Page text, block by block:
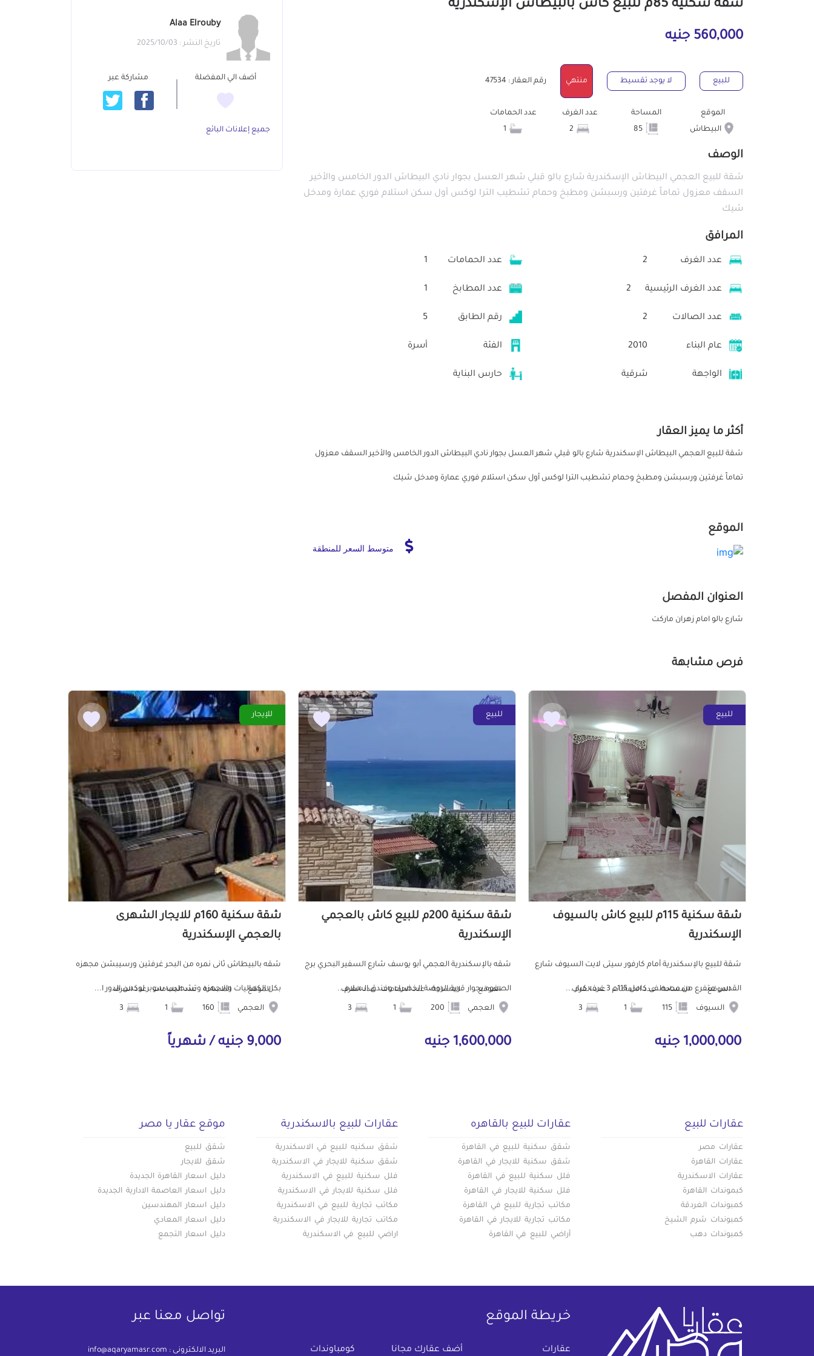
شقة سكنية 85م للبيع كاش بالبيطاش الإسكندرية
560,000 جنيه
للبيع لا يوجد تقسيط منتهي رقم العقار : 47534
الموقع
البيطاش
المساحة
85
عدد الغرف
عدد الحمامات
الوصف
شقة للبيع العجمي البيطاش الإسكندرية شارع بالو قبلي شهر العسل بجوار نادي البيطاش الدور الخامس والأخير
السقف معزول تماماً غرفتين ورسبشن ومطبخ وحمام تشطيب الترا لوكس أول سكن استلام فوري عمارة ومدخل
شيك
المرافق
عدد الغرف 2 عدد الحمامات 1
عدد الغرف الرئيسية 2 عدد المطابخ 1
عدد الصالات 2 رقم الطابق 5
عام البناء 2010 الفئة أسرة
الواجهة شرقية حارس البناية
أكثر ما يميز العقار
شقة للبيع العجمي البيطاش الإسكندرية شارع بالو قبلي شهر العسل بجوار نادي البيطاش الدور الخامس والأخير السقف معزول
تماماً غرفتين ورسبشن ومطبخ وحمام تشطيب الترا لوكس أول سكن استلام فوري عمارة ومدخل شيك
الموقع
متوسط السعر للمنطقة
العنوان المفصل
شارع بالو امام زهران ماركت
Alaa Elrouby
تاريخ النشر : 2025/10/03
أضف الي المفضلة مشاركة عبر
جميع إعلانات البائع
فرص مشابهة
للبيع
شقة سكنية 115م للبيع كاش بالسيوف
الإسكندرية
شقة للبيع بالإسكندرية أمام كارفور سيتى لايت السيوف شارع
القدس متفرع من مصطفى كامل 115م 3 غرف كبار ...
الموقع
السيوف
المساحة عدد الحمامات عدد الغرف
1,000,000 جنيه
للبيع
شقة سكنية 200م للبيع كاش بالعجمي
الإسكندرية
شقه بالإسكندرية العجمي أبو يوسف شارع السفير البحري برج
الصفوه بجوار قرية الروضة الخضراء وفندق السلام...
الموقع
العجمي
المساحة عدد الحمامات عدد الغرف
1,600,000 جنيه
للإيجار
شقة سكنية 160م للايجار الشهرى
بالعجمي الإسكندرية
شقه بالبيطاش ثانى نمره من البحر غرفتين ورسيبشن مجهزه
بكل الكماليات والاجهزه وتشطيب سوبر لوكس الدور ا...
الموقع
العجمي
المساحة عدد الحمامات عدد الغرف
9,000 جنيه / شهرياً
عقارات للبيع
عقارات مصر
عقارات القاهرة
عقارات الاسكندرية
كبموندات القاهرة
كمبوندات الغردقة
كمبوندات شرم الشيخ
كمبوندات دهب
عقارات للبيع بالقاهره
شقق سكنية للبيع في القاهرة
شقق سكنية للايجار في القاهرة
فلل سكنية للبيع في القاهرة
فلل سكنية للايجار في القاهرة
مكاتب تجارية للبيع في القاهرة
مكاتب تجارية للايجار في القاهرة
أراضي للبيع في القاهرة
عقارات للبيع بالاسكندرية
شقق سكنيه للبيع في الاسكندرية
شقق سكنية للايجار في الاسكندرية
فلل سكنية للبيع في الاسكندرية
فلل سكنية للايجار في الاسكندرية
مكاتب تجارية للبيع في الاسكندرية
مكاتب تجارية للايجار في الاسكندرية
اراضي للبيع في الاسكندرية
موقع عقار يا مصر
شقق للبيع
شقق للايجار
دليل اسعار القاهرة الجديدة
دليل اسعار العاصمة الادارية الجديدة
دليل اسعار المهندسين
دليل اسعار المعادي
دليل اسعار التجمع
خريطة الموقع
عقارات أضف عقارك مجانا كومباوندات
تواصل معنا عبر
البريد الالكترونى : info@aqaryamasr.com